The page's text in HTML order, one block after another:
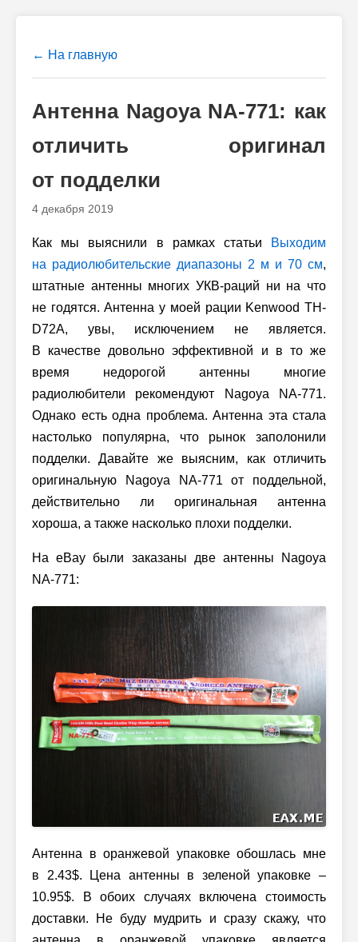
← На главную
Антенна Nagoya NA-771: как
отличить оригинал
от подделки
4 декабря 2019
Как мы выяснили в рамках статьи
Выходим
на радиолюбительские диапазоны 2 м и 70 см,
штатные антенны многих УКВ-раций ни на что
не годятся. Антенна у моей рации Kenwood TH-
D72A, увы, исключением не является.
В качестве довольно эффективной и в то же
время недорогой антенны многие
радиолюбители рекомендуют Nagoya NA-771.
Однако есть одна проблема. Антенна эта стала
настолько популярна, что рынок заполонили
подделки. Давайте же выясним, как отличить
оригинальную Nagoya NA-771 от поддельной,
действительно ли оригинальная антенна
хороша, а также насколько плохи подделки.
На eBay были заказаны две антенны Nagoya
NA-771:
Антенна в оранжевой упаковке обошлась мне
в 2.43$. Цена антенны в зеленой упаковке –
10.95$. В обоих случаях включена стоимость
доставки. Не буду мудрить и сразу скажу, что